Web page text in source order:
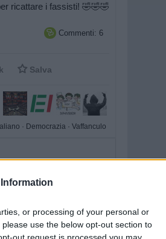
or processing of your personal or
use the below opt-out section to
out request is processed you may
ricattare i fassisti! 🤣🤣🤣
 Commenti: 6
 Salva
· Democrazia · Vaffanculo